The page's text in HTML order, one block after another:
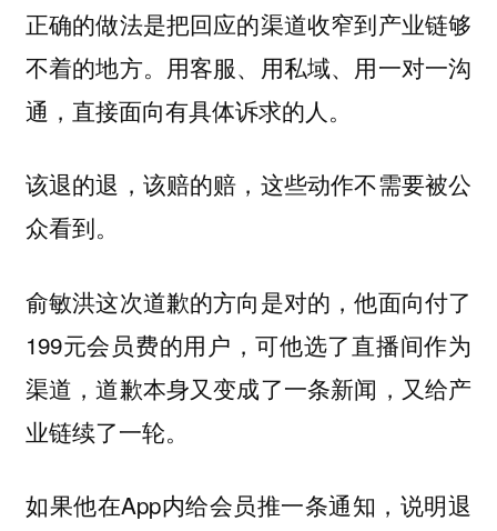
正确的做法是把回应的渠道收窄到产业链够
不着的地方。用客服、用私域、用一对一沟
通，直接面向有具体诉求的人。
该退的退，该赔的赔，这些动作不需要被公
众看到。
俞敏洪这次道歉的方向是对的，他面向付了
199元会员费的用户，可他选了直播间作为
渠道，道歉本身又变成了一条新闻，又给产
业链续了一轮。
如果他在App内给会员推一条通知，说明退